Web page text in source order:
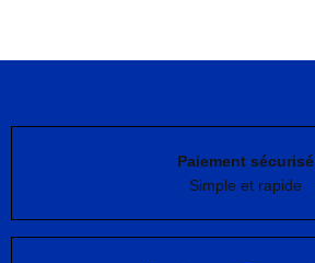
Paiement sécurisé
Simple et rapide